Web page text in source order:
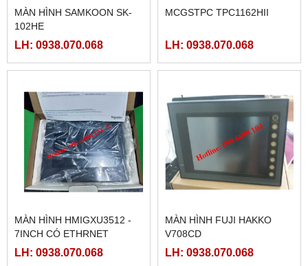
MÀN HÌNH SAMKOON SK-
102HE
LH: 0938.070.068
MCGSTPC TPC1162HII
LH: 0938.070.068
MÀN HÌNH HMIGXU3512 -
7INCH CÓ ETHRNET
LH: 0938.070.068
MÀN HÌNH FUJI HAKKO
V708CD
LH: 0938.070.068